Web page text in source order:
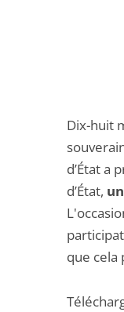
Dix-huit
d’État a
d’État,
que cela